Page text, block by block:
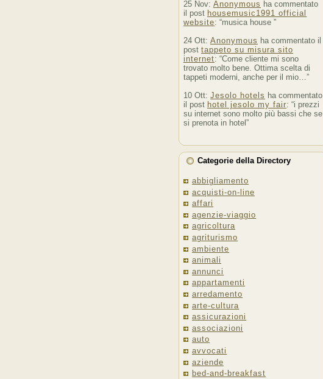
25 Nov: Anonymous ha commentato
il post housemusic1991 official
website: “musica house ”
24 Ott: Anonymous ha commentato il
post tappeto su misura sito
internet: “Come cliente mi sono
trovato molto bene. Ottima scelta di
tappeti moderni, anche per il mio…”
10 Ott: Jesolo hotels ha commentato
il post hotel jesolo my fair: “i prezzi
su internet sono molto più bassi che se
si prenota in hotel”
Categorie della Directory
abbigliamento
acquisti-on-line
affari
agenzie-viaggio
agricoltura
agriturismo
ambiente
animali
annunci
appartamenti
arredamento
arte-cultura
assicurazioni
associazioni
auto
avvocati
aziende
bed-and-breakfast